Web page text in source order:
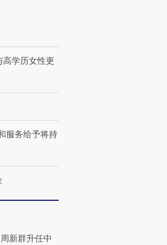
高学历女性更
服务给予将持
新群升任中